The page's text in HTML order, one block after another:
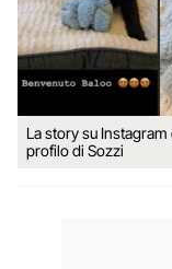
La story su
profilo di Sozzi